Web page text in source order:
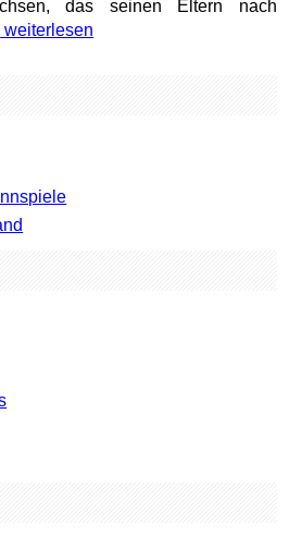
das seinen Eltern nach
weiterlesen